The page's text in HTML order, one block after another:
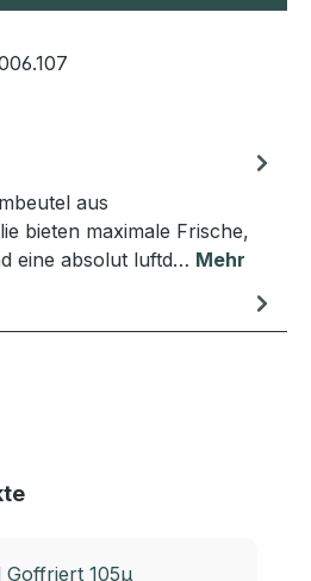
aus
bieten maximale Frische,
eine absolut luftd… Mehr